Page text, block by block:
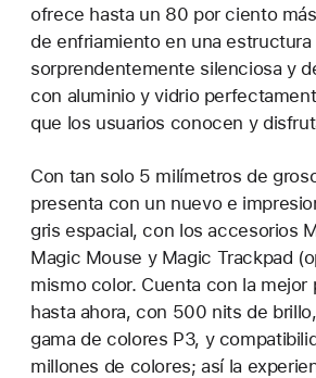
ofrece hasta un 80 por ciento
de enfriamiento en una estructura
sorprendentemente silenciosa y
con aluminio y vidrio
que los usuarios conocen y
Con tan solo 5 milímetros de
presenta con un nuevo e
gris espacial, con los accesorios
Magic Mouse y Magic Trackpad
mismo color. Cuenta con la mejor
hasta ahora, con 500 nits de
gama de colores P3, y
millones de colores; así la